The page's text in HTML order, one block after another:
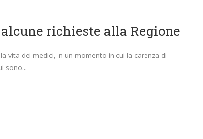
richieste alla Regione
vita dei medici, in un momento in cui la carenza di
sono